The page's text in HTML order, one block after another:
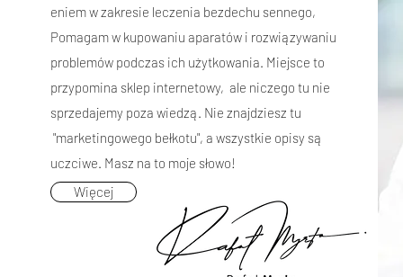
eniem w zakresie leczenia bezdechu sennego,
Pomagam w kupowaniu aparatów i rozwiązywaniu
problemów podczas ich użytkowania. Miejsce to
przypomina sklep internetowy, ale niczego tu nie
sprzedajemy poza wiedzą. Nie znajdziesz tu
"marketingowego bełkotu", a wszystkie opisy są
uczciwe. Masz na to moje słowo!
Więcej